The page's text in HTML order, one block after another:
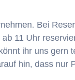
Bei
11 Uhr
ihr uns gern
hin, dass nur